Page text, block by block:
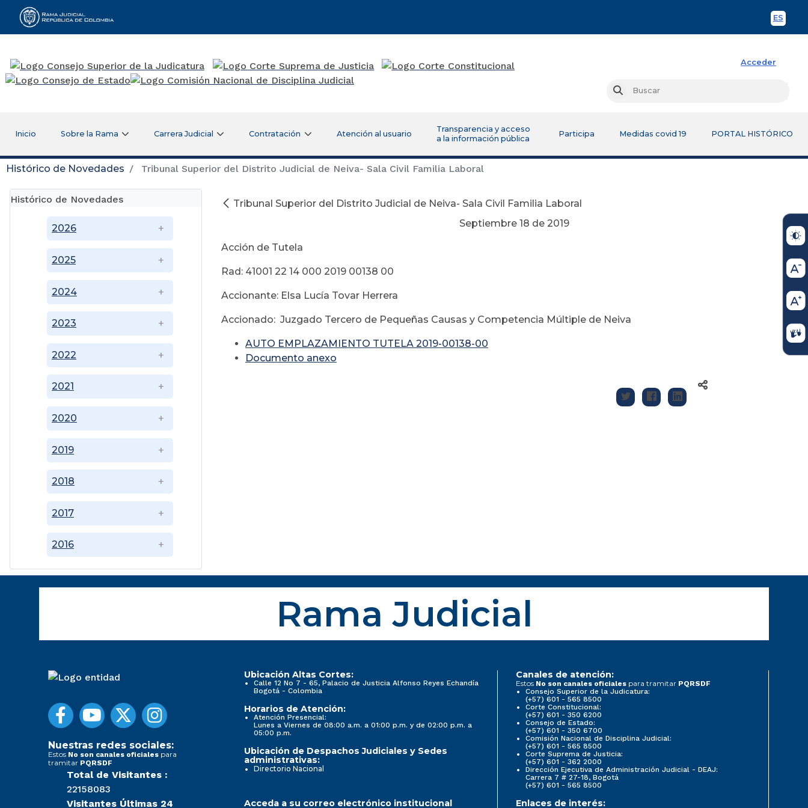
ES
Rama Judicial
Acceder
Buscar
Inicio Sobre la Rama Carrera Judicial Contratación Atención al usuario
Transparencia y acceso
a la información pública
Participa Medidas covid 19 PORTAL HISTÓRICO
Histórico de Novedades Tribunal Superior del Distrito Judicial de Neiva- Sala Civil Familia Laboral
Histórico de Novedades
2016
2017
2018
2019
2020
2021
2022
2023
2024
2025
2026
Tribunal Superior del Distrito Judicial de Neiva- Sala Civil Familia Laboral
Septiembre 18 de 2019
Acción de Tutela
Rad: 41001 22 14 000 2019 00138 00
Accionante: Elsa Lucía Tovar Herrera
Accionado: Juzgado Tercero de Pequeñas Causas y Competencia Múltiple de Neiva
AUTO EMPLAZAMIENTO TUTELA 2019-00138-00
Documento anexo
Rama Judicial
Nuestras redes sociales:
Estos No son canales oficiales para
tramitar PQRSDF
Total de Visitantes :
22158083
Visitantes Últimas 24
Ubicación Altas Cortes:
Calle 12 No 7 - 65, Palacio de Justicia Alfonso Reyes Echandía
Bogotá - Colombia
Horarios de Atención:
Atención Presencial:
Lunes a Viernes de 08:00 a.m. a 01:00 p.m. y de 02:00 p.m. a
05:00 p.m.
Ubicación de Despachos Judiciales y Sedes
administrativas:
Directorio Nacional
Canales de atención:
Estos No son canales oficiales para tramitar PQRSDF
Consejo Superior de la Judicatura:
(+57) 601 - 565 8500
Corte Constitucional:
(+57) 601 - 350 6200
Consejo de Estado:
(+57) 601 - 350 6700
Comisión Nacional de Disciplina Judicial:
(+57) 601 - 565 8500
Corte Suprema de Justicia:
(+57) 601 - 362 2000
Dirección Ejecutiva de Administración Judicial - DEAJ:
Carrera 7 # 27-18, Bogotá
(+57) 601 - 565 8500
Acceda a su correo electrónico institucional Enlaces de interés: